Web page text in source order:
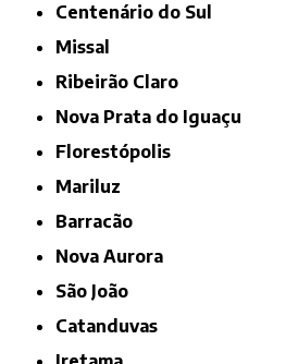
Centenário do Sul
Missal
Ribeirão Claro
Nova Prata do Iguaçu
Florestópolis
Mariluz
Barracão
Nova Aurora
São João
Catanduvas